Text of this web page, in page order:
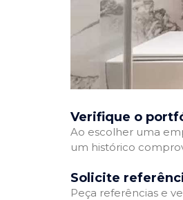
Verifique o
Ao escolher uma
um histórico
Solicite
Peça referências e